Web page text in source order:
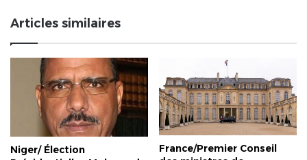
Articles similaires
Niger/ Élection
France/Premier Conseil